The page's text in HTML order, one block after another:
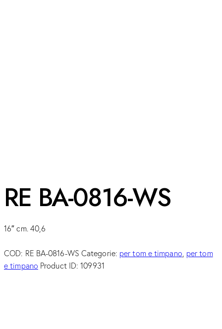
RE BA-0816-WS
16″ cm. 40,6
COD: RE BA-0816-WS Categorie: per tom e timpano, per tom
e timpano Product ID:109931